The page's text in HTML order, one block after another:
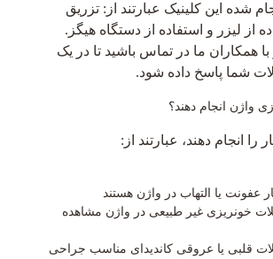
شده این کلینیک عبارتند از: تزریق
از لیزر و استفاده از دستگاه هیگز.
همکاران ما در تماس باشید تا در یک
شما پاسخ داده شود.
واژن انجام دهند؟
را انجام دهند، عبارتند از:
عفونت یا التهاب در واژن هستند
خونریزی غیر طبیعی در واژن مشاهده
قلبی یا عروقی کاندیدای مناسب جراحی